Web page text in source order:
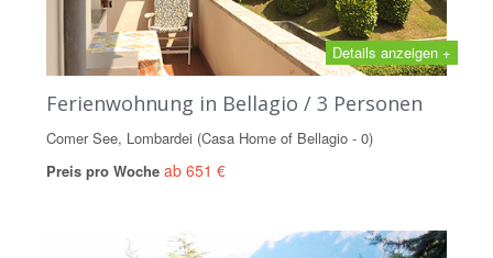
Details anzeigen +
Ferienwohnung in Bellagio / 3 Personen
Comer See, Lombardei (Casa Home of Bellagio - 0)
Preis pro Woche ab 651 €